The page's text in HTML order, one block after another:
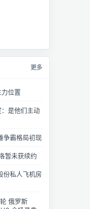
更多
位置
是他们主动
争霸格局初现
暂未获续约
份私人飞机房
俄罗斯